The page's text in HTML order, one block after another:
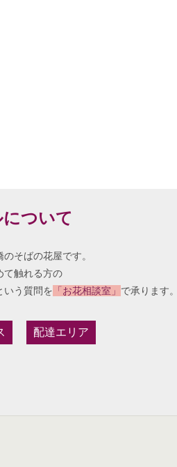
ついて
そばの花屋です。
て触れる方の
いう質問を 「お花相談室」 で承ります。
配達エリア